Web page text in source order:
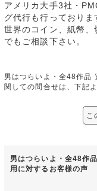
アメリカ大手3社・
グ代行も行っておりま
世界のコイン、紙幣
でもご相談下さい。
男はつらいよ・全48作品
関しての問合せは、下記
こ
男はつらいよ・全48作
用に対するお客様の声